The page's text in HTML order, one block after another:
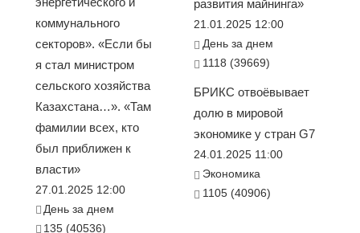
коммунального
секторов». «Если бы
я стал министром
сельского хозяйства
Казахстана…». «Там
фамилии всех, кто
был приближен к
власти»
27.01.2025 12:00
День за днем
135 (40536)
развития майнинга»
21.01.2025 12:00
День за днем
1118 (39669)
БРИКС отвоёвывает
долю в мировой
экономике у стран G7
24.01.2025 11:00
Экономика
1105 (40906)